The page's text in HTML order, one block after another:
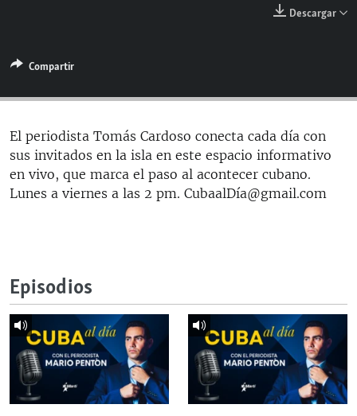
ESPECIALES
LA REALIDAD DE LA VIVIENDA EN CUBA
SER VIEJO EN CUBA
KENTU-CUBANO
LOS SANTOS DE HIALEAH
MULTIMEDIA
EDITORIALES
SÍGUENOS
Descargar
Compartir
El periodista Tomás Cardoso conecta cada día con
sus invitados en la isla en este espacio informativo
en vivo, que marca el paso al acontecer cubano.
Lunes a viernes a las 2 pm. CubaalDía@gmail.com
Episodios